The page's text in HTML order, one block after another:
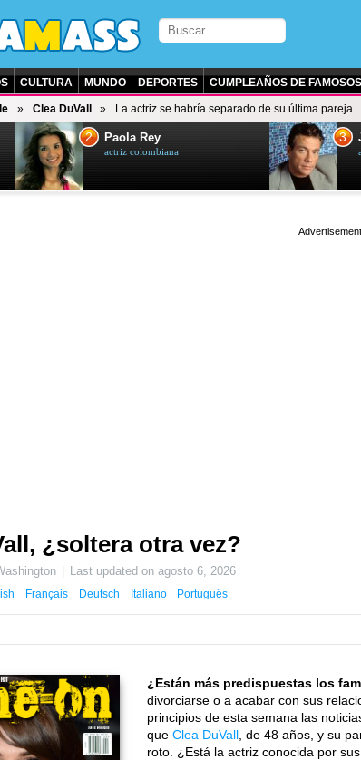
CULTURA MUNDO DEPORTES CUMPLEAÑOS DE FAMOSOS
Clea DuVall La actriz se habría separado de su última pareja...
2 Paola Rey
actriz colombiana
3
¿soltera otra vez?
Last updated onagosto 6, 2026
Français Deutsch Italiano Português
¿Están más predispuestas los
divorciarse o a acabar con sus
principios de esta semana las
que Clea DuVall , de 48 años, y su
roto. ¿Está la actriz conocida por